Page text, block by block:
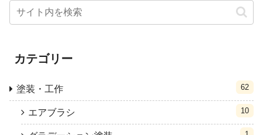
カテゴリー
塗装・工作 62
エアブラシ 10